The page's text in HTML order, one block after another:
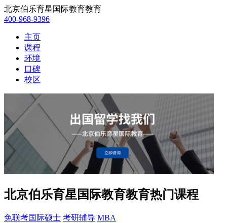
北京伯乐育星国际教育教育
400-968-9396
主页
课程
环境
口碑
校区
北京伯乐育星国际教育教育热门课程
免联考国际硕士 考研辅导 MBA